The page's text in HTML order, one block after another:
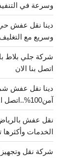
وسرعة في
وسريع مع
اتصل بنا الان
آمن100%..اتصل الآن
الخدمات وأكثرها